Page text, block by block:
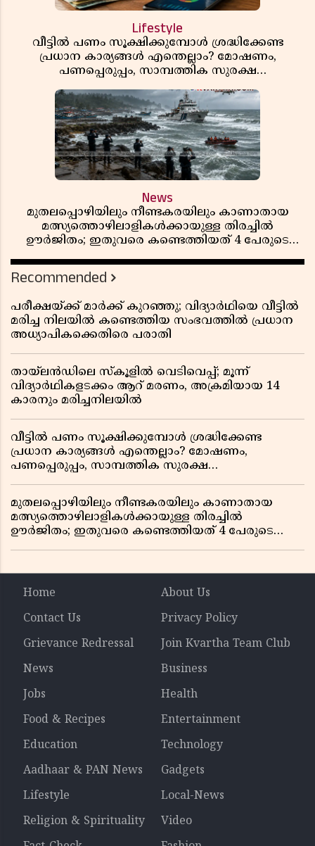
Lifestyle
വീട്ടിൽ പണം സൂക്ഷിക്കുമ്പോൾ ശ്രദ്ധിക്കേണ്ട
പ്രധാന കാര്യങ്ങൾ എന്തെല്ലാം? മോഷണം,
പണപ്പെരുപ്പം, സാമ്പത്തിക സുരക്ഷ
News
മുതലപ്പൊഴിയിലും നീണ്ടകരയിലും കാണാതായ
മത്സ്യത്തൊഴിലാളികൾക്കായുള്ള തിരച്ചിൽ
ഊർജിതം; ഇതുവരെ കണ്ടെത്തിയത് 4 പേരുടെ
Recommended
പരീക്ഷയ്ക്ക് മാർക്ക് കുറഞ്ഞു; വിദ്യാർഥിയെ വീട്ടിൽ
മരിച്ച നിലയിൽ കണ്ടെത്തിയ സംഭവത്തിൽ പ്രധാന
അധ്യാപികക്കെതിരെ പരാതി
തായ്‌ലൻഡിലെ സ്‌കൂളിൽ വെടിവെപ്പ്; മൂന്ന്
വിദ്യാർഥികളടക്കം ആറ് മരണം, അക്രമിയായ 14
കാരനും മരിച്ചനിലയിൽ
വീട്ടിൽ പണം സൂക്ഷിക്കുമ്പോൾ ശ്രദ്ധിക്കേണ്ട
പ്രധാന കാര്യങ്ങൾ എന്തെല്ലാം? മോഷണം,
പണപ്പെരുപ്പം, സാമ്പത്തിക സുരക്ഷ
മുതലപ്പൊഴിയിലും നീണ്ടകരയിലും കാണാതായ
മത്സ്യത്തൊഴിലാളികൾക്കായുള്ള തിരച്ചിൽ
ഊർജിതം; ഇതുവരെ കണ്ടെത്തിയത് 4 പേരുടെ
Home
About Us
Contact Us
Privacy Policy
Grievance Redressal
Join Kvartha Team Club
News
Business
Jobs
Health
Food & Recipes
Entertainment
Education
Technology
Aadhaar & PAN News
Gadgets
Lifestyle
Local-News
Religion & Spirituality
Video